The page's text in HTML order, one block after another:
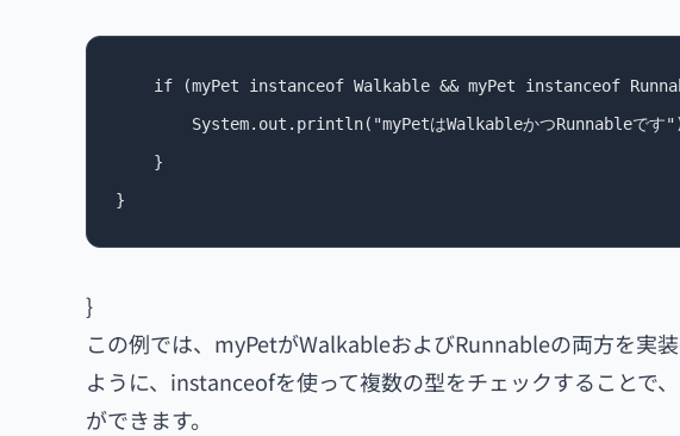
if (myPet instanceof Walkable && myPet instanceof
System.out.println("myPetはWalkableかつRunnableです
    }
}
この例では、myPetがWalkableおよびRunnableの両方を実
ように、instanceofを使って複数の型をチェックすることで
ができます。